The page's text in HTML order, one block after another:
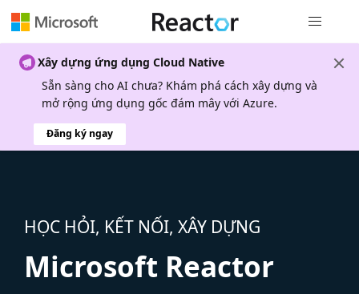
Xây dựng ứng dụng Cloud Native
Sẵn sàng cho AI chưa? Khám phá cách xây dựng và
mở rộng ứng dụng gốc đám mây với Azure.
Đăng ký ngay
HỌC HỎI, KẾT NỐI, XÂY DỰNG
Microsoft Reactor